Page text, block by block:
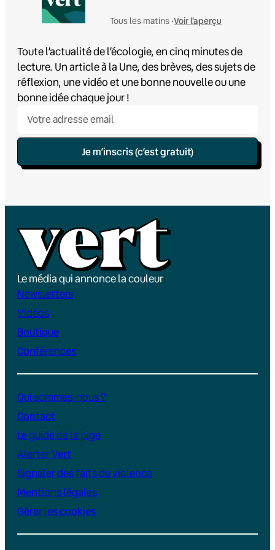
Tous les matins •Voir l'aperçu
Toute l’actualité de l’écologie, en cinq minutes de
lecture. Un article à la Une, des brèves, des sujets de
réflexion, une vidéo et une bonne nouvelle ou une
bonne idée chaque jour !
Je m’inscris (c’est gratuit)
Le média qui annonce la couleur
Newsletters
Vidéos
Boutique
Conférences
Qui sommes-nous ?
Contact
Le guide de la pige
Alerter Vert
Signaler des faits de violence
Mentions légales
Gérer les cookies